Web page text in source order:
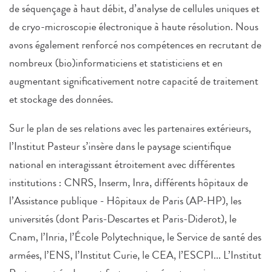
de séquençage à haut débit, d’analyse de cellules uniques et
de cryo-microscopie électronique à haute résolution. Nous
avons également renforcé nos compétences en recrutant de
nombreux (bio)informaticiens et statisticiens et en
augmentant significativement notre capacité de traitement
et stockage des données.
Sur le plan de ses relations avec les partenaires extérieurs,
l’Institut Pasteur s’insère dans le paysage scientifique
national en interagissant étroitement avec différentes
institutions : CNRS, Inserm, Inra, différents hôpitaux de
l’Assistance publique - Hôpitaux de Paris (AP-HP), les
universités (dont Paris-Descartes et Paris-Diderot), le
Cnam, l’Inria, l’École Polytechnique, le Service de santé des
armées, l’ENS, l’Institut Curie, le CEA, l’ESCPI... L’Institut